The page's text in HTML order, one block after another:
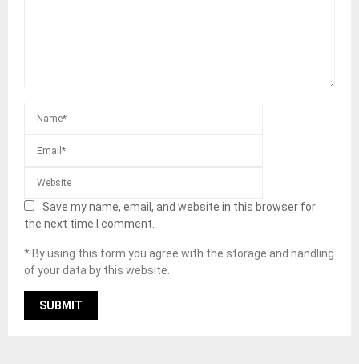
Save my name, email, and website in this browser for
the next time I comment.
* By using this form you agree with the storage and handling
of your data by this website.